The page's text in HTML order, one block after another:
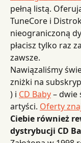
pełną listą.
TuneCore i
nieograniczoną
płacisz tylko raz
zawsze.
Nawiązaliśmy
zniżki na
) i CD Baby – dwie
artyści. Oferty
Ciebie również
dystrybucji CD